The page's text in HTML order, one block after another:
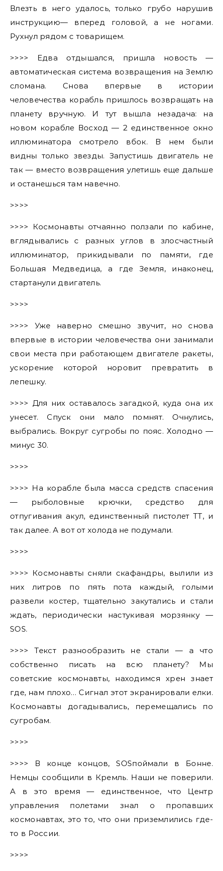
Влезть в него удалось, только грубо нарушив
инструкцию— вперед головой, а не ногами.
Рухнул рядом с товарищем.
>>>> Едва отдышался, пришла новость —
автоматическая система возвращения на Землю
сломана. Снова впервые в истории
человечества корабль пришлось возвращать на
планету вручную. И тут вышла незадача: на
новом корабле Восход — 2 единственное окно
иллюминатора смотрело вбок. В нем были
видны только звезды. Запустишь двигатель не
так — вместо возвращения улетишь еще дальше
и останешься там навечно.
>>>>
>>>> Космонавты отчаянно ползали по кабине,
вглядывались с разных углов в злосчастный
иллюминатор, прикидывали по памяти, где
Большая Медведица, а где Земля, инаконец,
стартанули двигатель.
>>>>
>>>> Уже наверно смешно звучит, но снова
впервые в истории человечества они занимали
свои места при работающем двигателе ракеты,
ускорение которой норовит превратить в
лепешку.
>>>> Для них оставалось загадкой, куда она их
унесет. Спуск они мало помнят. Очнулись,
выбрались. Вокруг сугробы по пояс. Холодно —
минус 30.
>>>>
>>>> На корабле была масса средств спасения
— рыболовные крючки, средство для
отпугивания акул, единственный пистолет ТТ, и
так далее. А вот от холода не подумали.
>>>>
>>>> Космонавты сняли скафандры, вылили из
них литров по пять пота каждый, голыми
развели костер, тщательно закутались и стали
ждать, периодически настукивая морзянку —
SOS.
>>>> Текст разнообразить не стали — а что
собственно писать на всю планету? Мы
советские космонавты, находимся хрен знает
где, нам плохо… Сигнал этот экранировали елки.
Космонавты догадывались, перемещались по
сугробам.
>>>>
>>>> В конце концов, SOSпоймали в Бонне.
Немцы сообщили в Кремль. Наши не поверили.
А в это время — единственное, что Центр
управления полетами знал о пропавших
космонавтах, это то, что они приземлились где-
то в России.
>>>>